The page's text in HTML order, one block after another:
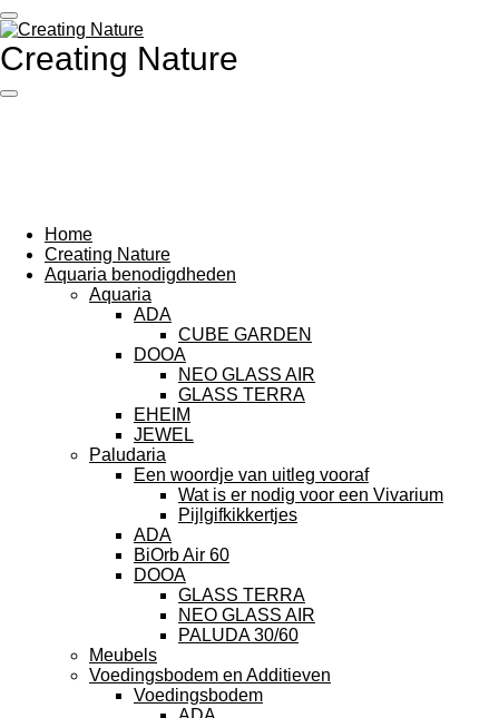
Ga
direct
naar
hoofdinhoud
Creating Nature
Home
Creating Nature
Aquaria benodigdheden
Aquaria
ADA
CUBE GARDEN
DOOA
NEO GLASS AIR
GLASS TERRA
EHEIM
JEWEL
Paludaria
Een woordje van uitleg vooraf
Wat is er nodig voor een Vivarium
Pijlgifkikkertjes
ADA
BiOrb Air 60
DOOA
GLASS TERRA
NEO GLASS AIR
PALUDA 30/60
Meubels
Voedingsbodem en Additieven
Voedingsbodem